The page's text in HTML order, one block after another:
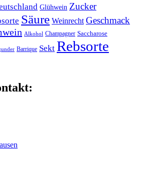
Glühwein Zucker
Säure Weinrecht Geschmack
Alkohol Champagner Saccharose
Barrique Sekt Rebsorte